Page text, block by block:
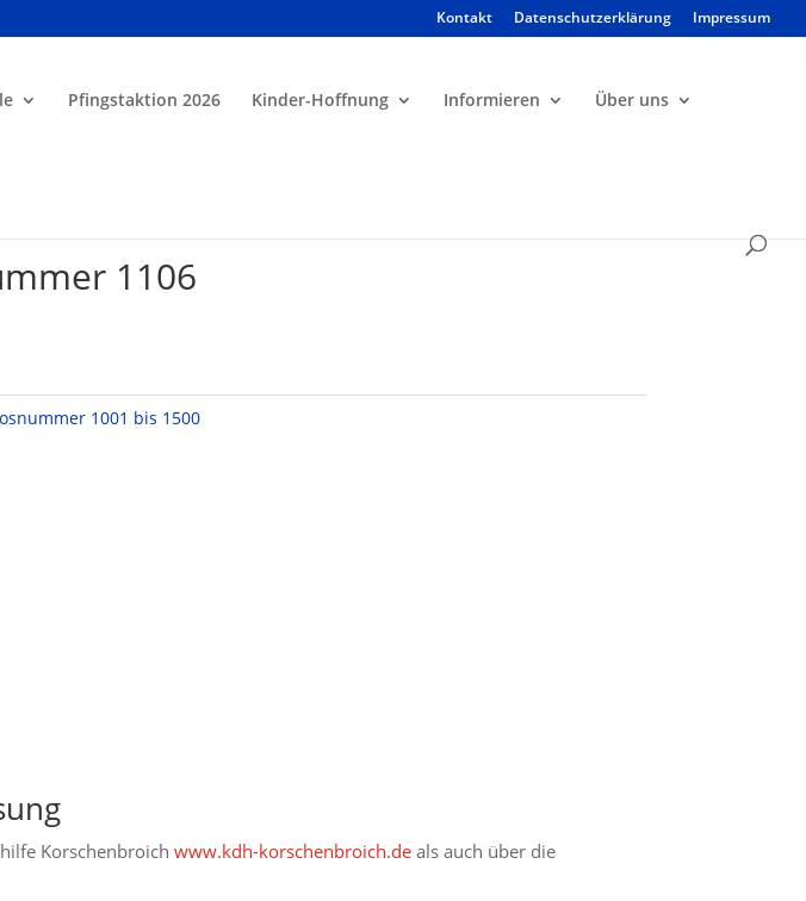
Kontakt Datenschutzerklärung Impressum
Pfingstaktion 2026 Kinder-Hoffnung Informieren Über uns
Products
1106
1001 bis 1500
Korschenbroichwww.kdh-korschenbroich.de als auch über die